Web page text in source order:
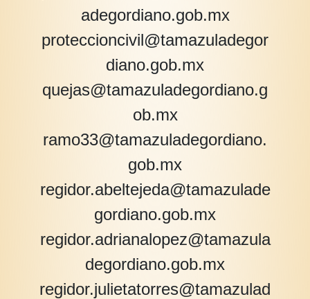
adegordiano.gob.mx
proteccioncivil@tamazuladegor
diano.gob.mx
quejas@tamazuladegordiano.g
ob.mx
ramo33@tamazuladegordiano.
gob.mx
regidor.abeltejeda@tamazulade
gordiano.gob.mx
regidor.adrianalopez@tamazula
degordiano.gob.mx
regidor.julietatorres@tamazulad